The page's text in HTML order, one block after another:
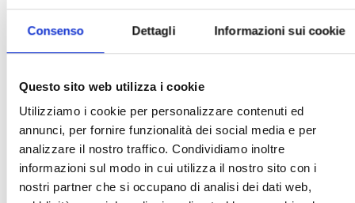
Consenso Dettagli Informazioni sui cookie
Questo sito web utilizza i cookie
Utilizziamo i cookie per personalizzare contenuti ed
annunci, per fornire funzionalità dei social media e per
analizzare il nostro traffico. Condividiamo inoltre
informazioni sul modo in cui utilizza il nostro sito con i
nostri partner che si occupano di analisi dei dati web,
Bilocali
Blocco Affitti Brevi
Buon Senso
Cambioabitazione
Case Pubbliche
Cedolare Secca
Collabenti
Compravendite Immobiliari
Condominio
Confcommercio
Dirittiproprietà
Emissioni
Firenze